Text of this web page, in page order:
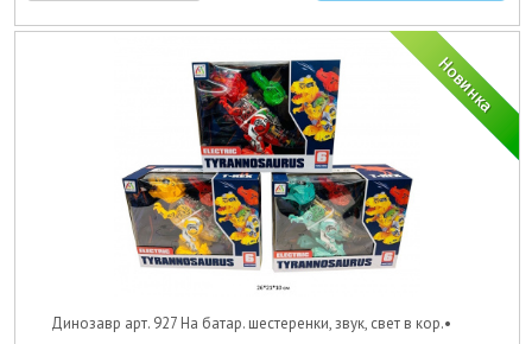
Динозавр арт. 927 На батар. шестеренки, звук, свет в кор.•